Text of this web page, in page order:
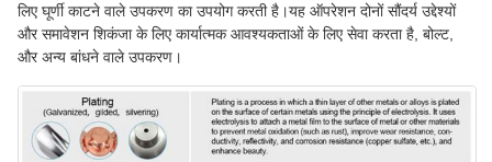
लिए घूर्णी काटने वाले उपकरण का उपयोग करती है।यह ऑपरेशन दोनों सौंदर्य उद्देश्यों
और समावेशन शिकंजा के लिए कार्यात्मक आवश्यकताओं के लिए सेवा करता है, बोल्ट,
और अन्य बांधने वाले उपकरण।